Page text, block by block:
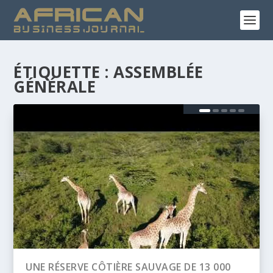
ÉTIQUETTE :ASSEMBLÉE
GÉNÉRALE
BANQUE AFRICAINE DE DÉVELOPPEMENT